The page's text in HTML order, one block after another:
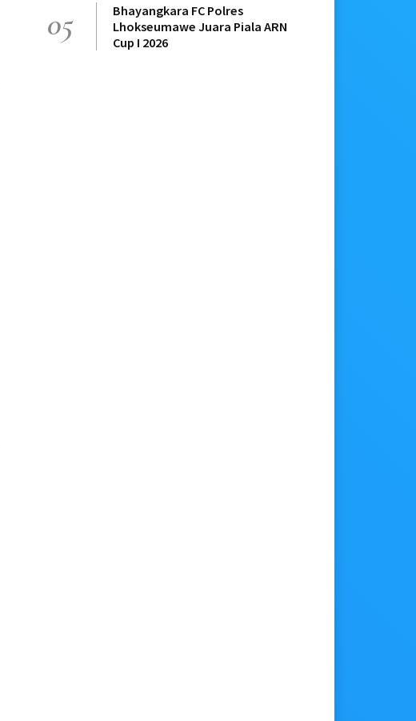
05
Bhayangkara FC Polres
Lhokseumawe Juara Piala ARN
Cup I 2026